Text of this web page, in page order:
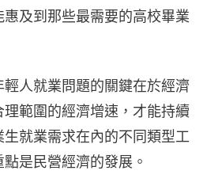
及到那些最需要的高校畢業
人就業問題的關鍵在於經濟
範圍的經濟增速，才能持續
就業需求在內的不同類型工
是民營經濟的發展。